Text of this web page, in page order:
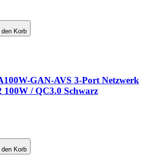
den Korb
GAN-AVS 3-Port Netzwerk
100W / QC3.0 Schwarz
den Korb